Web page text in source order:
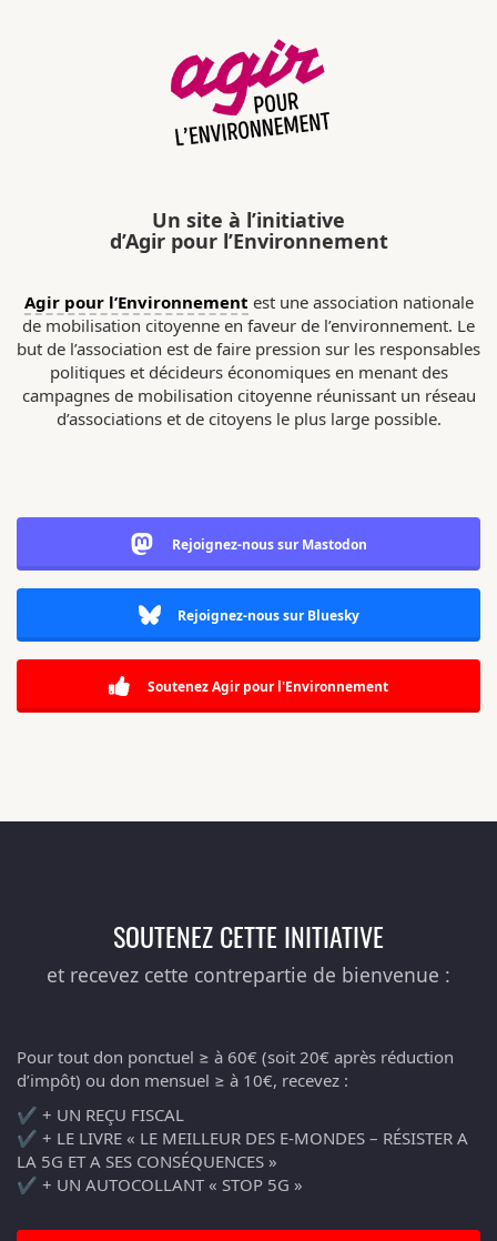
Un site à l’initiative
d’Agir pour l’Environnement
Agir pour l’Environnement est une association nationale
de mobilisation citoyenne en faveur de l’environnement. Le
but de l’association est de faire pression sur les responsables
politiques et décideurs économiques en menant des
campagnes de mobilisation citoyenne réunissant un réseau
d’associations et de citoyens le plus large possible.
Rejoignez-nous sur Mastodon
Rejoignez-nous sur Bluesky
Soutenez Agir pour l'Environnement
SOUTENEZ CETTE INITIATIVE
et recevez cette contrepartie de bienvenue :
Pour tout don ponctuel ≥ à 60€ (soit 20€ après réduction
d’impôt) ou don mensuel ≥ à 10€, recevez :
✔️ + UN REÇU FISCAL
✔️ + LE LIVRE « LE MEILLEUR DES E-MONDES – RÉSISTER A
LA 5G ET A SES CONSÉQUENCES »
✔️ + UN AUTOCOLLANT « STOP 5G »